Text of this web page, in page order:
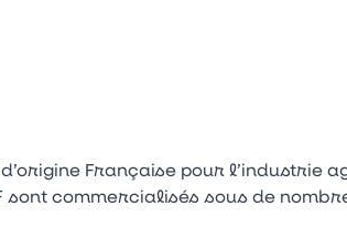
Française pour l’industrie
commercialisés sous de